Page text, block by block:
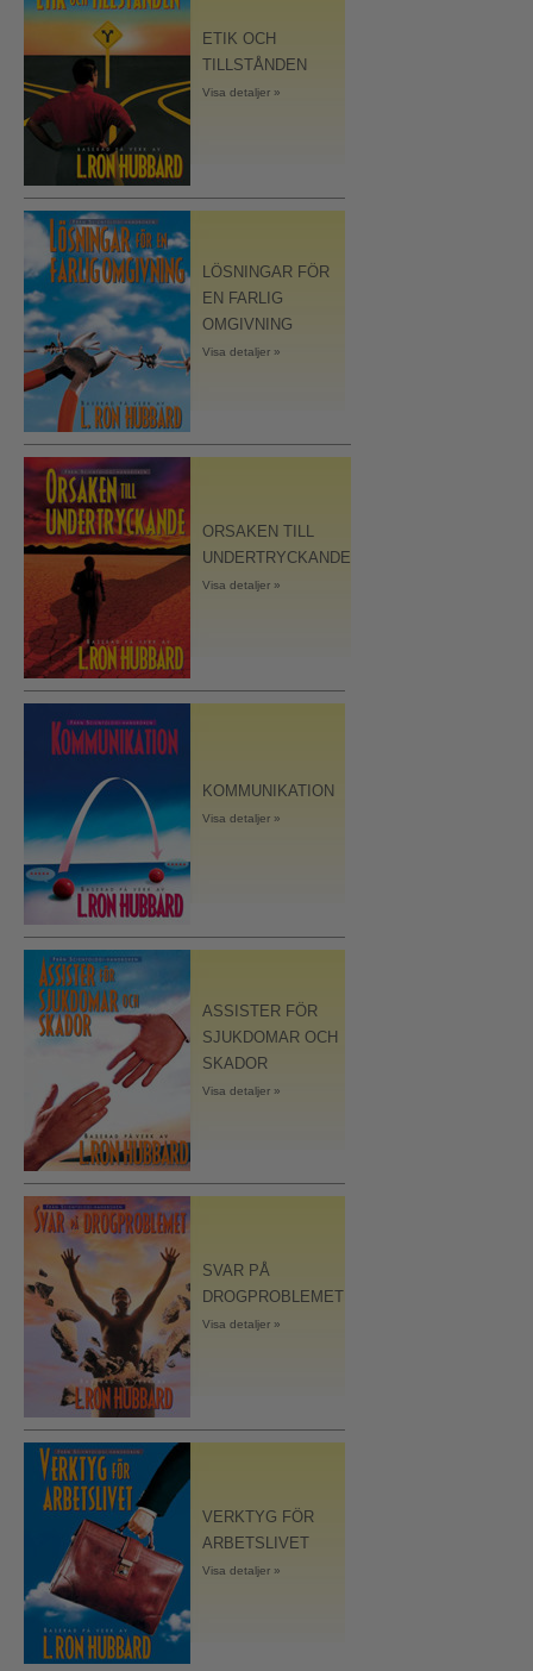
ETIK OCH
TILLSTÅNDEN
Visa detaljer »
LÖSNINGAR FÖR
EN FARLIG
OMGIVNING
Visa detaljer »
ORSAKEN TILL
UNDERTRYCKANDE
Visa detaljer »
KOMMUNIKATION
Visa detaljer »
ASSISTER FÖR
SJUKDOMAR OCH
SKADOR
Visa detaljer »
SVAR PÅ
DROGPROBLEMET
Visa detaljer »
VERKTYG FÖR
ARBETSLIVET
Visa detaljer »